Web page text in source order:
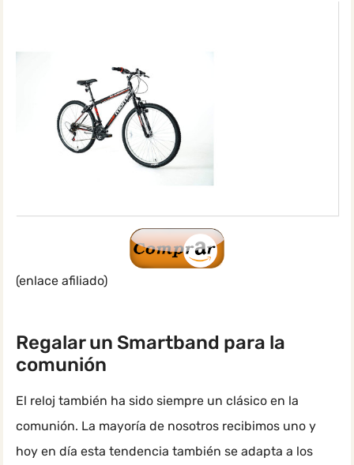
(enlace afiliado)
Regalar un Smartband para la
comunión
El reloj también ha sido siempre un clásico en la
comunión. La mayoría de nosotros recibimos uno y
hoy en día esta tendencia también se adapta a los